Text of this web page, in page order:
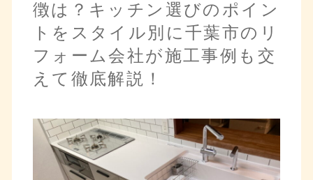
徴は？キッチン選びのポイン
トをスタイル別に千葉市のリ
フォーム会社が施工事例も交
えて徹底解説！